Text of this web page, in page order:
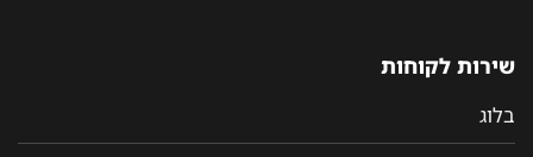
שירות לקוחות
בלוג